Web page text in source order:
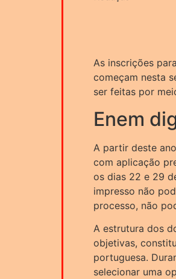
As inscrições
começam nesta
ser feitas por
Enem
A partir deste
com aplicação
os dias 22 e 29
impresso não
processo, não
A estrutura dos
objetivas,
portuguesa.
selecionar uma